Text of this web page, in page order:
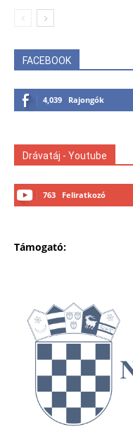
FACEBOOK
4,039 Rajongók
Drávatáj - Youtube
763 Feliratkozó
Támogató: